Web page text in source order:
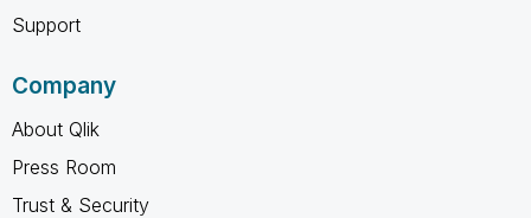
Support
Company
About Qlik
Press Room
Trust & Security